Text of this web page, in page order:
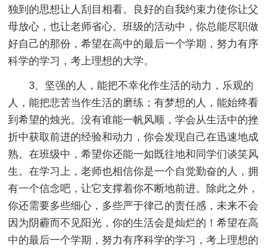
独到的思想让人刮目相看。良好的自我约束力使你让父
母放心，也让老师省心。班级的活动中，你总能尽职做
好自己的那份，希望在高中的最后一个学期，努力有序
科学的学习，考上理想的大学。
3、坚强的人，能把不幸化作生活的动力，乐观的
人，能把悲苦当作生活的磨练；有梦想的人，能始终看
到希望的烛光。没有谁能一帆风顺，学会从生活中的挫
折中获取前进的经验和动力，你会发现自己在迅速地成
熟。在班级中，希望你还能一如既往地和同学们谈笑风
生。在学习上，老师也相信你是一个自觉勤奋的人，拥
有一个信念吧，让它支撑着你不断地前进。除此之外，
你还需要多些细心，多些严于律己的责任感，未来不会
因为阴霾而不见阳光，你的生活会是灿烂的！希望在高
中的最后一个学期，努力有序科学的学习，考上理想的